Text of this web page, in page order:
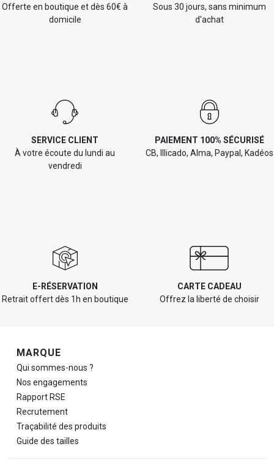
Offerte en boutique et dès 60€ à
domicile
Sous 30 jours, sans minimum
d'achat
SERVICE CLIENT
À votre écoute du lundi au
vendredi
PAIEMENT 100% SÉCURISÉ
CB, Illicado, Alma, Paypal, Kadéos
E-RÉSERVATION
Retrait offert dès 1h en boutique
CARTE CADEAU
Offrez la liberté de choisir
Navigation de pied de page
MARQUE
Qui sommes-nous ?
Nos engagements
Rapport RSE
Recrutement
Traçabilité des produits
Guide des tailles